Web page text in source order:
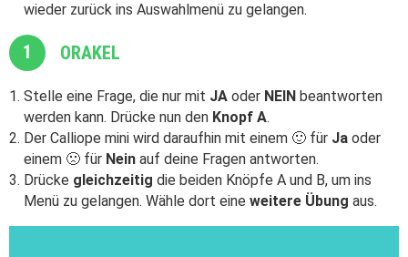
wieder zurück ins Auswahlmenü zu gelangen.
1 ORAKEL
Stelle eine Frage, die nur mit JA oder NEIN beantworten
werden kann. Drücke nun den Knopf A.
Der Calliope mini wird daraufhin mit einem 🙂 für Ja oder
einem 🙁 für Nein auf deine Fragen antworten.
Drücke gleichzeitig die beiden Knöpfe A und B, um ins
Menü zu gelangen. Wähle dort eine weitere Übung aus.